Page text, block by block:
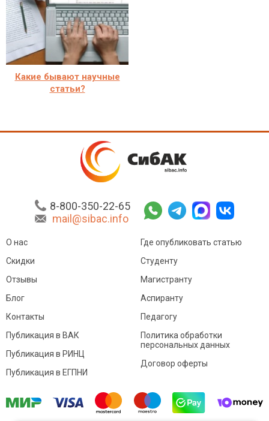
Какие бывают научные
статьи?
8-800-350-22-65
mail@sibac.info
О нас
Скидки
Отзывы
Блог
Контакты
Где опубликовать статью
Студенту
Магистранту
Аспиранту
Педагогу
Публикация в ВАК
Публикация в РИНЦ
Публикация в ЕГПНИ
Политика обработки
персональных данных
Договор оферты